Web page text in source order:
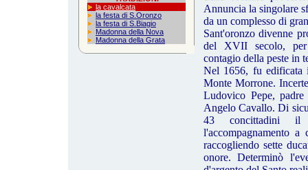
la cavalcata
la festa di S.Oronzo
la festa di S.Biagio
Madonna della Nova
Madonna della Grata
Annuncia la singolare
da un complesso di
Sant'oronzo divenne
del XVII secolo,
contagio della peste in
Nel 1656, fu edificata
Monte Morrone.
Ludovico Pepe,
Angelo Cavallo. Di
43 concittadini il
l'accompagnamento a
raccogliendo sette
onore. Determinò